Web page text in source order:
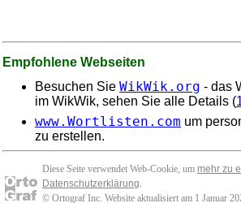
Empfohlene Webseiten
Besuchen Sie WikWik.org - das
im WikWik, sehen Sie alle Details (
www.Wortlisten.com um
zu erstellen.
Diese Seite verwendet Web-Cookie, um mehr zu
Datenschutzerklärung.
© Ortograf Inc. Website aktualisiert am 1 Januar